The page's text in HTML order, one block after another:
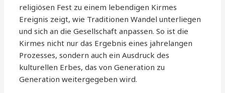
religiösen Fest zu einem lebendigen Kirmes
Ereignis zeigt, wie Traditionen Wandel unterliegen
und sich an die Gesellschaft anpassen. So ist die
Kirmes nicht nur das Ergebnis eines jahrelangen
Prozesses, sondern auch ein Ausdruck des
kulturellen Erbes, das von Generation zu
Generation weitergegeben wird.